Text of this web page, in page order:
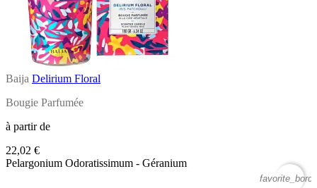
Baija Delirium Floral
Bougie Parfumée
à partir de
22,02 €
Pelargonium Odoratissimum - Géranium